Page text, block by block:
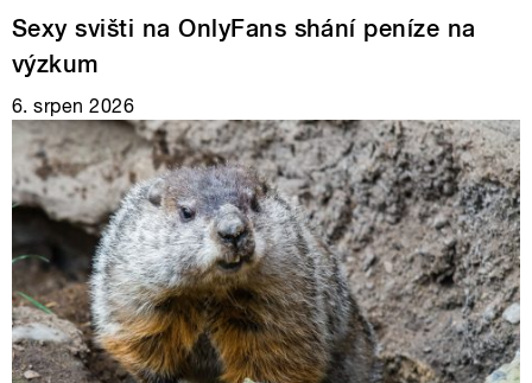
Sexy svišti na OnlyFans shání peníze na
výzkum
6. srpen 2026